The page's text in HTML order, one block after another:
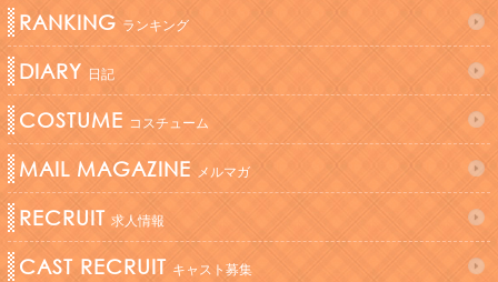
RANKING ランキング
DIARY 日記
COSTUME コスチューム
MAIL MAGAZINE メルマガ
RECRUIT 求人情報
CAST RECRUIT キャスト募集